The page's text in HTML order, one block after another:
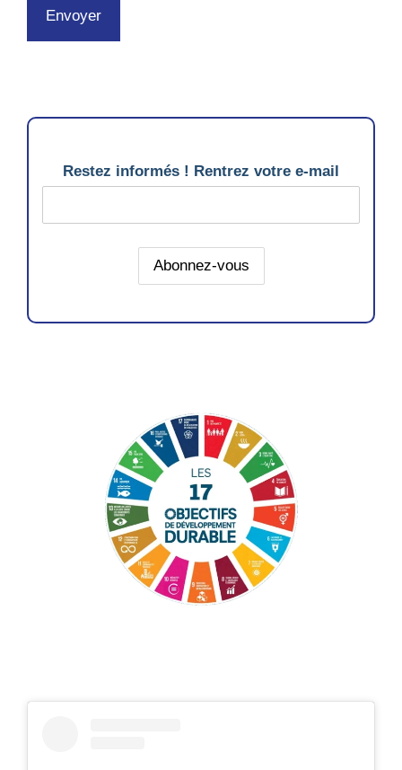
Restez informés ! Rentrez votre e-mail